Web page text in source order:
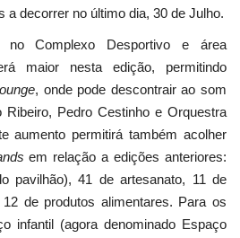
a decorrer no último dia, 30 de Julho.
Complexo Desportivo e área
maior nesta edição, permitindo
, onde pode descontrair ao som
Pedro Cestinho e Orquestra
aumento permitirá também acolher
em relação a edições anteriores:
pavilhão), 41 de artesanato, 11 de
de produtos alimentares. Para os
infantil (agora denominado Espaço